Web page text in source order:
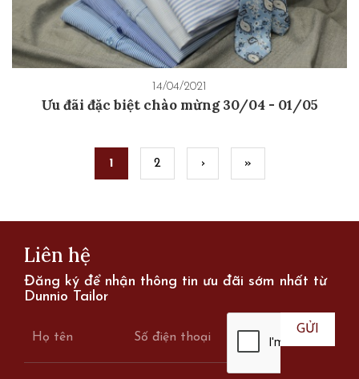
14/04/2021
Ưu đãi đặc biệt chào mừng 30/04 - 01/05
1 2 › »
Liên hệ
Đăng ký để nhận thông tin ưu đãi sớm nhất từ
Dunnio Tailor